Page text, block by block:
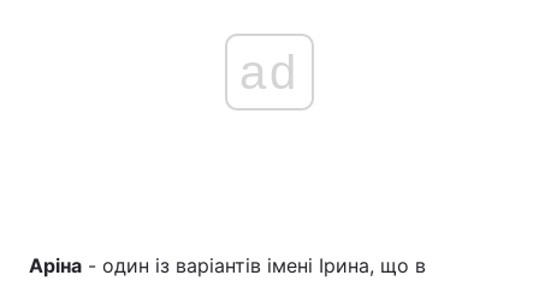
ad
Аріна - один із варіантів імені Ірина, що в